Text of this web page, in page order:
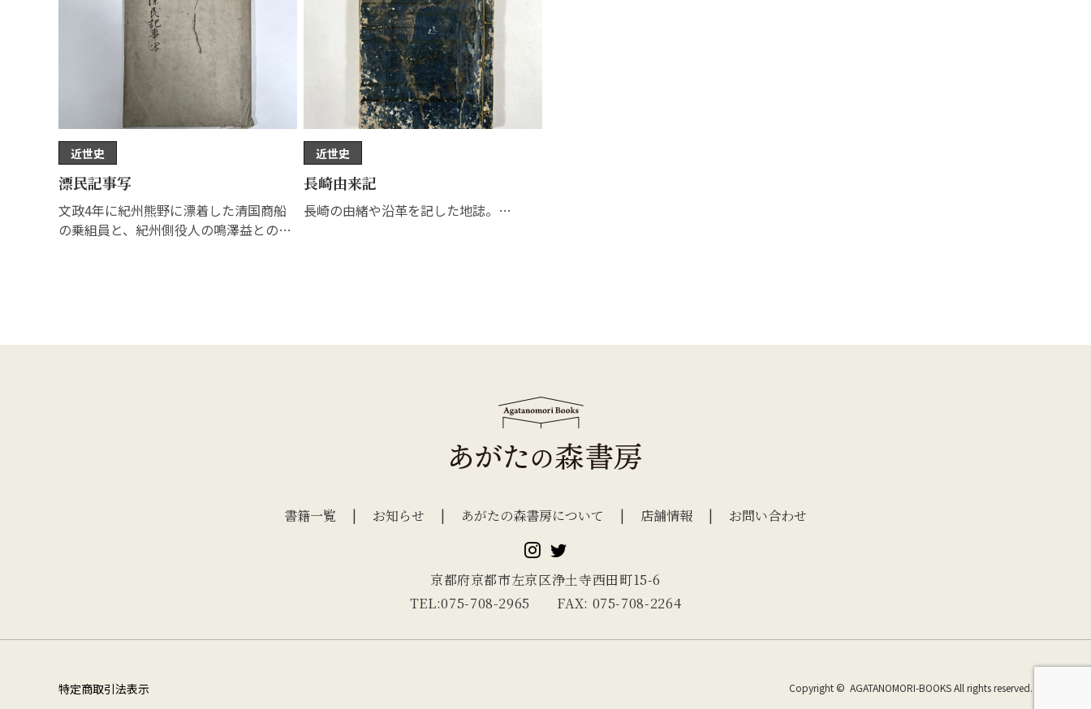
近世史
漂民記事写
文政4年に紀州熊野に漂着した清国商船
の乗組員と、紀州側役人の鳴澤益との間
近世史
長崎由来記
長崎の由緒や沿革を記した地誌。…
書籍一覧 お知らせ あがたの森書房について 店舗情報 お問い合わせ
京都府京都市左京区浄土寺西田町15-6
TEL:075-708-2965 FAX: 075-708-2264
特定商取引法表示 Copyright © AGATANOMORI-BOOKSAll rights reserved.